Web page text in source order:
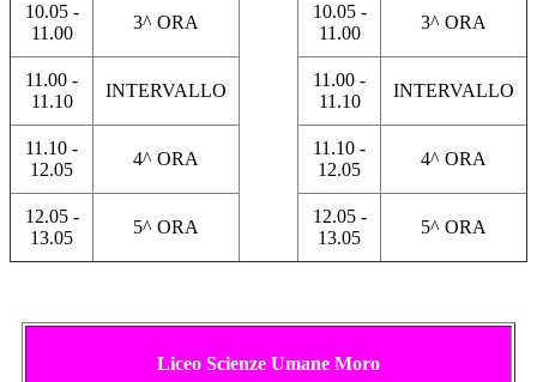
10.05 -
11.00
3^ ORA
10.05 -
11.00
3^ ORA
11.00 -
11.10
INTERVALLO
11.00 -
11.10
INTERVALLO
11.10 -
12.05
4^ ORA
11.10 -
12.05
4^ ORA
12.05 -
13.05
5^ ORA
12.05 -
13.05
5^ ORA
Liceo Scienze Umane Moro